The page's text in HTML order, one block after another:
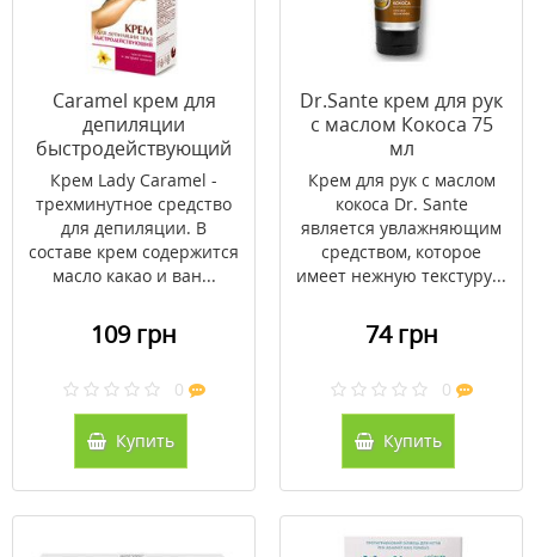
Caramel крем для
депиляции
быстродействующий
100мл
Крем Lady Caramel -
трехминутное средство
для депиляции. В
составе крем содержится
масло какао и ван...
109 грн
0
Купить
Dr.Sante крем для рук
с маслом Кокоса 75
мл
Крем для рук с маслом
кокоса Dr. Sante
является увлажняющим
средством, которое
имеет нежную текстуру...
74 грн
0
Купить